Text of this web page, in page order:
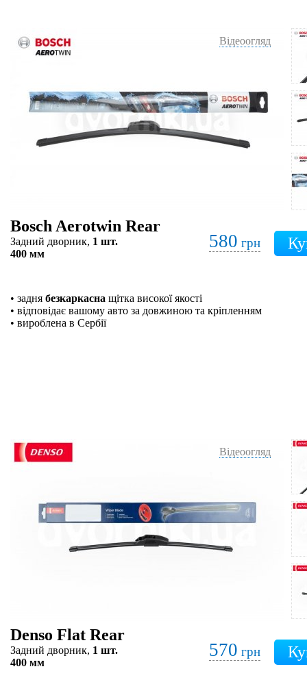
Відеоогляд
Bosch Aerotwin Rear
Задний дворник, 1 шт.
400 мм
580 грн
• задня безкаркасна щітка високої якості
• відповідає вашому авто за довжиною та кріпленням
• вироблена в Сербії
Відеоогляд
Denso Flat Rear
Задний дворник, 1 шт.
400 мм
570 грн